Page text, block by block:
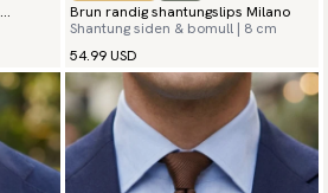
Brun randig shantungslips Milano
Shantung siden & bomull | 8 cm
54.99 USD